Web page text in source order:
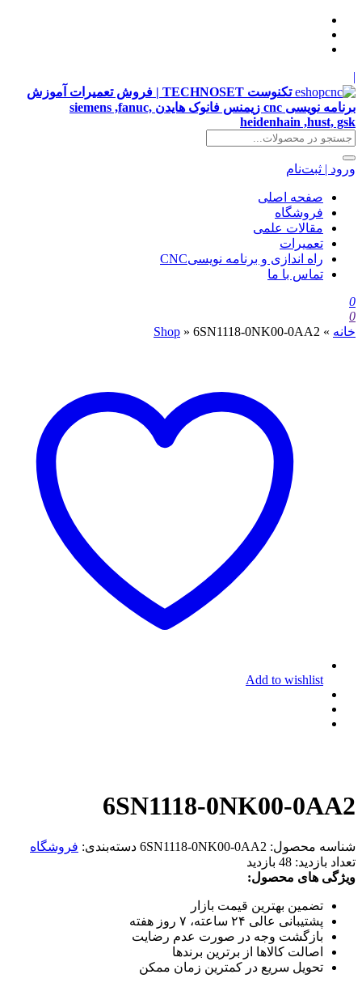
|
تکنوست TECHNOSET | فروش تعمیرات آموزش
برنامه نویسی cnc زیمنس فانوک هایدن siemens ,fanuc,
heidenhain ,hust, gsk
ورود | ثبت‌نام
صفحه اصلی
فروشگاه
مقالات علمی
تعمیرات
راه اندازی و برنامه نویسیCNC
تماس با ما
0
0
خانه »
Shop » 6SN1118-0NK00-0AA2
Add to wishlist
6SN1118-0NK00-0AA2
شناسه محصول: 6SN1118-0NK00-0AA2 دسته‌بندی: فروشگاه
تعداد بازدید: 48 بازدید
ویژگی های محصول:
تضمین بهترین قیمت بازار
پشتیبانی عالی ۲۴ ساعته، ۷ روز هفته
بازگشت وجه در صورت عدم رضایت
اصالت کالاها از برترین برندها
تحویل سریع در کمترین زمان ممکن